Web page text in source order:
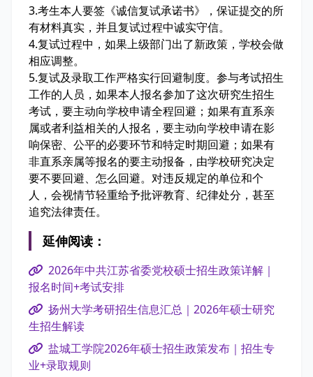
3.考生本人要签《诚信复试承诺书》，保证提交的所
有材料真实，并且复试过程中诚实守信。
4.复试过程中，如果上级部门出了新政策，学校会做
相应调整。
5.复试及录取工作严格实行回避制度。参与考试招生
工作的人员，如果本人报名参加了这次研究生招生
考试，要主动向学校申请全程回避；如果有直系亲
属或者利益相关的人报名，要主动向学校申请在影
响保密、公平的必要环节和特定时期回避；如果有
非直系亲属等报名的要主动报备，由学校研究决定
要不要回避、怎么回避。对违反规定的单位和个
人，会视情节轻重给予批评教育、纪律处分，甚至
追究法律责任。
延伸阅读：
2026年中共江苏省委党校硕士招生政策详解｜
报名时间+考试安排
扬州大学考研招生信息汇总｜2026年硕士研究
生招生解读
盐城工学院2026年硕士招生政策发布｜招生专
业+录取规则